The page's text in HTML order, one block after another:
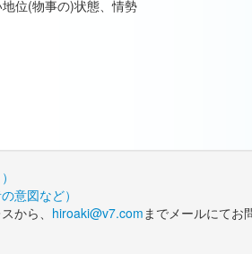
位(物事の)状態、情勢
意図など）
から、 hiroaki@v7.comまでメールにてお